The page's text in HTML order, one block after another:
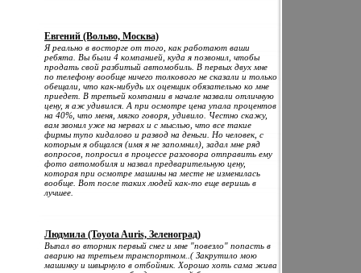
Евгений (Вольво, Москва)
Я реально в восторге от того, как работают ваши
ребята. Вы были 4 компанией, куда я позвонил, чтобы
продать свой разбитый автомобиль. В первых двух мне
по телефону вообще ничего толкового не сказали и только
обещали, что как-нибудь их оценщик обязательно ко мне
приедет. В третьей компании в начале назвали отличную
цену, я аж удивился. А при осмотре цена упала процентов
на 40%, что меня, мягко говоря, удивило. Честно скажу,
вам звонил уже на нервах и с мыслью, что все такие
фирмы тупо кидалово и развод на деньги. Но человек, с
которым я общался (имя я не запомнил), задал мне ряд
вопросов, попросил в процессе разговора отправить ему
фото автомобиля и назвал предварительную цену,
которая при осмотре машины на месте не изменилась
вообще. Вот после таких людей как-то еще веришь в
лучшее.
Людмила (Toyota Auris, Зеленоград)
Выпал во вторник первый снег и мне "повезло" попасть в
аварию на третьем транспортном..( Закрутило мою
машинку и швырнуло в отбойник. Хорошо хоть сама жива